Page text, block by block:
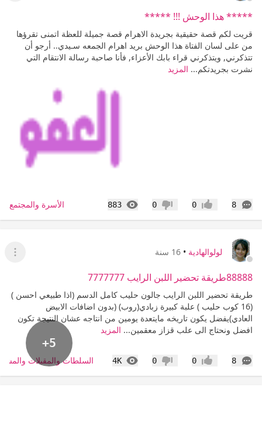
***** هذا الوحش !!! *****
قريت لكم قصة حقيقية بجريدة الاهرام قصة جميلة للعظة اتمنى تقرؤها
من على لسان الفتاة هذا الوحش بريد اهرام الجمعه سـيدي‏..‏ أرجو أن
تتذكرني‏,‏ ويتذكرني قراء بابك الأعزاء‏,‏ فأنا صاحبة رسالة الانتقام التي
نشرت بجريدتكم... المزيد
8
التعليقات إعجاب0 عدم إعجاب
0
883
المشاهدات الأسرة والمجتمع
لولوالهادية • 16 سنة
عرض
88888طريقة تحضير اللبن الرايب 7777777
طريقة تحضير اللبن الرايب جالون حليب كامل الدسم (اذا طبيعي احسن )
(16 كوب حليب ) علبة كبيرة زبادي(روب) (بدون اضافات الابيض
العادي)يفضل يكون تاريخه مايتعدة يومين من انتاجه عشان النتيجة تكون
افضل ونحتاج الى علب قزاز معقمين... المزيد
+5
8
التعليقات إعجاب0 عدم إعجاب
0
4K
المشاهدات السلطات والمقبلات